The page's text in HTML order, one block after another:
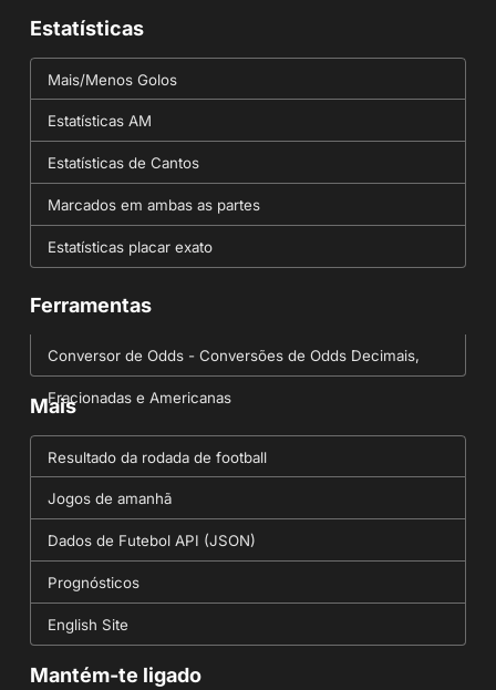
Estatísticas
Mais/Menos Golos
Estatísticas AM
Estatísticas de Cantos
Marcados em ambas as partes
Estatísticas placar exato
Ferramentas
Conversor de Odds - Conversões de Odds Decimais,
Fracionadas e Americanas
Mais
Resultado da rodada de football
Jogos de amanhã
Dados de Futebol API (JSON)
Prognósticos
English Site
Mantém-te ligado